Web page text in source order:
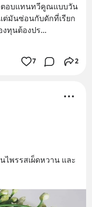
ตอบแทนทวีคูณแบบวัน
ต่มันซ่อนกับดักที่เรียก
งทุนต้องปร...
7 2
พรรสเผ็ดหวาน และ